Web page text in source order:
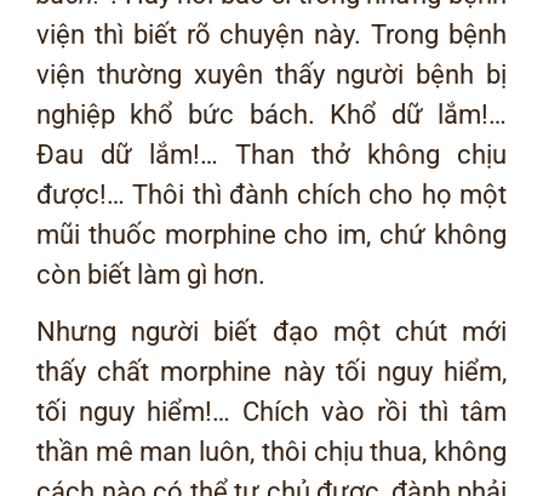
viện thì biết rõ chuyện này. Trong bệnh
viện thường xuyên thấy người bệnh bị
nghiệp khổ bức bách. Khổ dữ lắm!…
Đau dữ lắm!… Than thở không chịu
được!… Thôi thì đành chích cho họ một
mũi thuốc morphine cho im, chứ không
còn biết làm gì hơn.
Nhưng người biết đạo một chút mới
thấy chất morphine này tối nguy hiểm,
tối nguy hiểm!… Chích vào rồi thì tâm
thần mê man luôn, thôi chịu thua, không